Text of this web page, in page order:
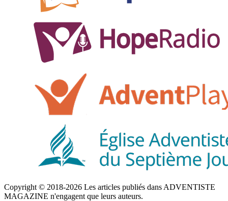
Copyright © 2018-2026 Les articles publiés dans ADVENTISTE
MAGAZINE n'engagent que leurs auteurs.